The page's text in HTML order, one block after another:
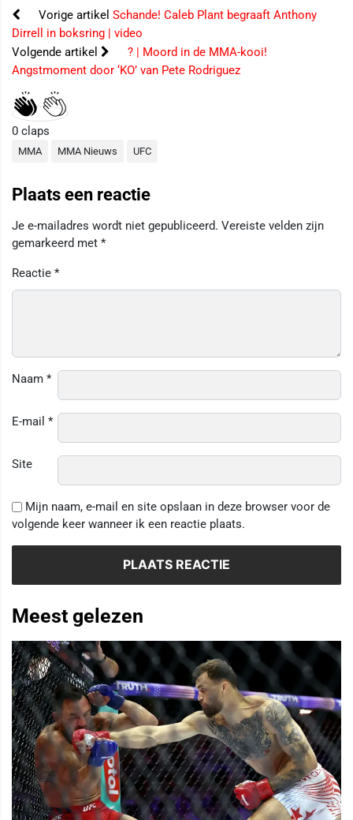
Vorige artikel Schande! Caleb Plant begraaft Anthony
Dirrell in boksring | video
Volgende artikel
? | Moord in de MMA-kooi!
Angstmoment door ‘KO’ van Pete Rodriguez
0 claps
MMA MMA Nieuws UFC
Plaats een reactie
Je e-mailadres wordt niet gepubliceerd. Vereiste velden zijn
gemarkeerd met *
Reactie *
Naam *
E-mail *
Site
Mijn naam, e-mail en site opslaan in deze browser voor de
volgende keer wanneer ik een reactie plaats.
Meest gelezen